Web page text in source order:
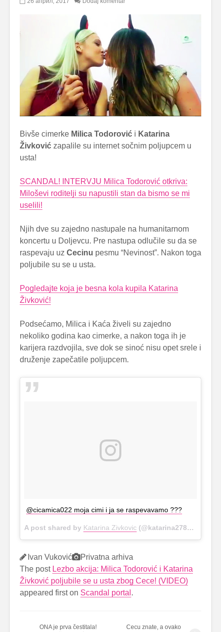
Bivše cimerke Milica Todorović i Katarina
Živković zapalile su internet sočnim poljupcem u
usta!
SCANDAL! INTERVJU Milica Todorović otkriva:
Miloševi roditelji su napustili stan da bismo se mi
uselili!
Njih dve su zajedno nastupale na humanitarnom
koncertu u Doljevcu. Pre nastupa odlučile su da se
raspevaju uz Cecinu pesmu “Nevinost”. Nakon toga
poljubile su se u usta.
Pogledajte koja je besna kola kupila Katarina
Živković!
Podsećamo, Milica i Kaća živeli su zajedno
nekoliko godina kao cimerke, a nakon toga ih je
karijera razdvojila, sve dok se sinoć nisu opet srele i
druženje zapečatile poljupcem.
@cicamica022 moja cimi i ja se raspevavamo ???
A post shared by Katarina Zivkovic (@katarina2789) on
Ivan Vuković
Privatna arhiva
The post Lezbo akcija: Milica Todorović i Katarina
Živković poljubile se u usta zbog Cece! (VIDEO)
appeared first on Scandal portal .
ONA je prva čestitala!
Cecu znate, a ovako